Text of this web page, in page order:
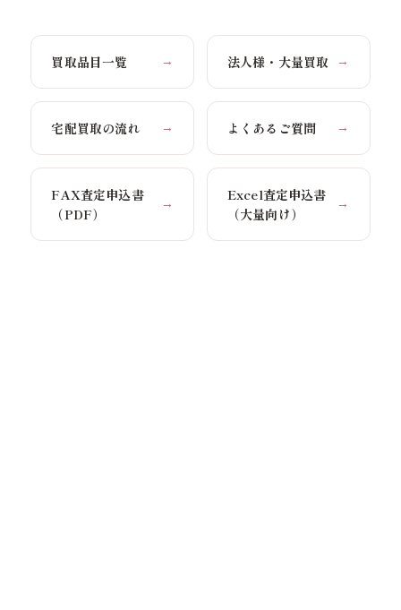
買取品目一覧 → 法人様・大量買取 →
宅配買取の流れ → よくあるご質問 →
FAX査定申込書
（PDF）
→
Excel査定申込書
（大量向け）
→